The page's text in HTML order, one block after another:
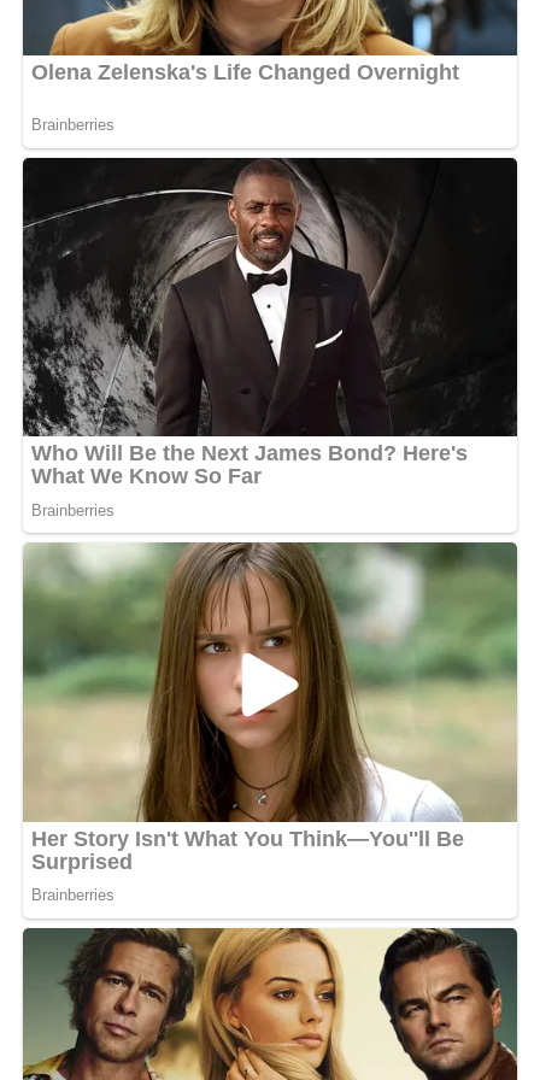
qui est pleine de vie. Plus de 30 000 personnes aiment la
photo de la chanteuse.
nombreux. “
romantique. Tu as tout pour toi. Je t’aime depuis
”, “Belle silhouette… ”, “De plus en plus belle
peut-on alors lire en dessous de la publication.
MOTS-CLÉS : UNE